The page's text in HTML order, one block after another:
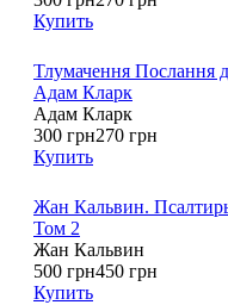
Купить
Тлумачення Послання
Адам Кларк
Адам Кларк
300 грн270 грн
Купить
Жан Кальвин.
Том 2
Жан Кальвин
500 грн450 грн
Купить